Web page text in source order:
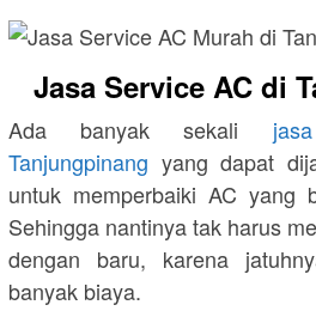
Jasa Service AC di
Ada banyak sekali
Tanjungpinang yang dapat
untuk memperbaiki AC yang
Sehingga nantinya tak harus
dengan baru, karena
banyak biaya.